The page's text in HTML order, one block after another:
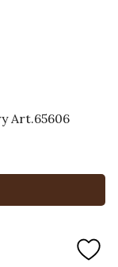
Art.65606